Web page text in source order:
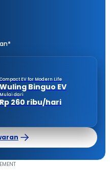
Compact EV for Modern Life
Wuling Binguo EV
Mulai dari
Rp 260 ribu/hari